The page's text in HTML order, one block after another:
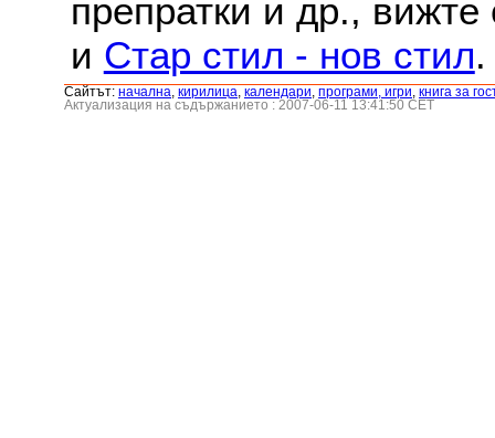
препратки и др.,
и Стар стил - нов стил.
Сайтът: началнa кирилица календари програми, игри книга за
Актуализация на съдържанието : 2007-06-11 13:41:50 CET